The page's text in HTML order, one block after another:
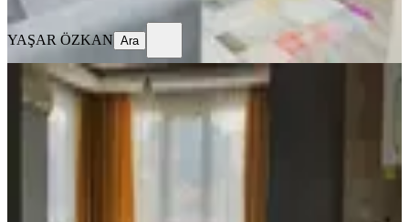
Ara
YAŞAR ÖZKAN Ara
Atakum Pelitköy'de Eşyalı Günlük
Kiralık 1+1 Daire